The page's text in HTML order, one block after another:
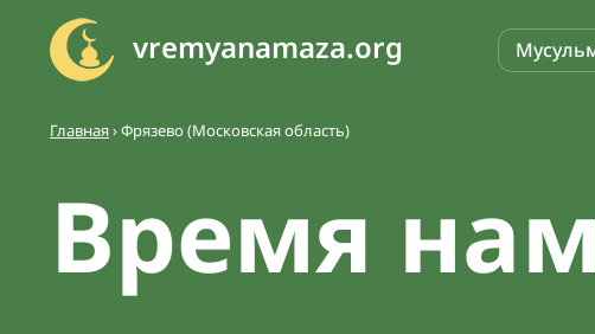
vremyanamaza.org
Главная›Фрязево (Московская область)
Время